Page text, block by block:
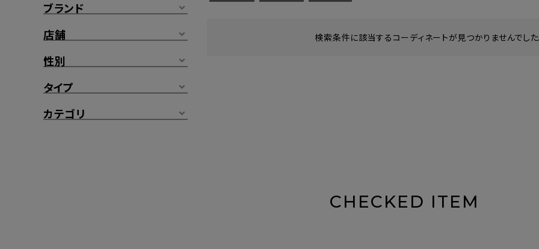
ブランド
店舗
性別
タイプ
カテゴリ
検索条件に該当するコーディネートが見つかりませんでした
CHECKED ITEM